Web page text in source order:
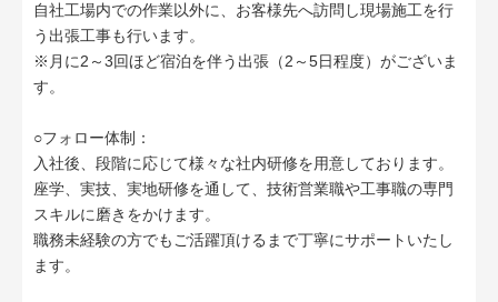
自社工場内での作業以外に、お客様先へ訪問し現場施工を行
う出張工事も行います。
※月に2～3回ほど宿泊を伴う出張（2～5日程度）がございま
す。
○フォロー体制：
入社後、段階に応じて様々な社内研修を用意しております。
座学、実技、実地研修を通して、技術営業職や工事職の専門
スキルに磨きをかけます。
職務未経験の方でもご活躍頂けるまで丁寧にサポートいたし
ます。